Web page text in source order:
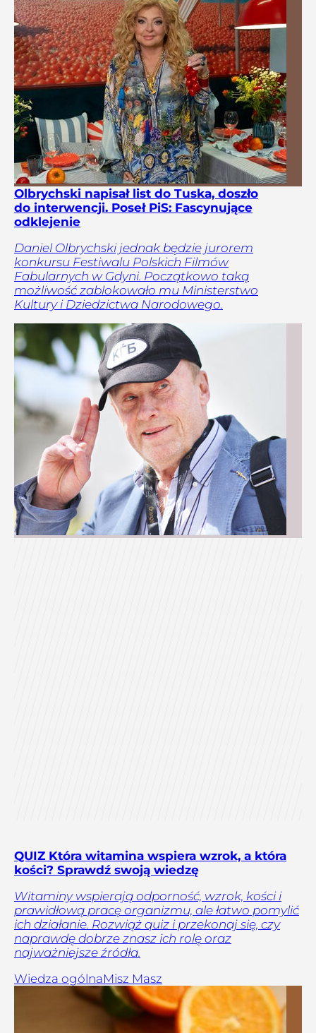
Olbrychski napisał list do Tuska, doszło
do interwencji. Poseł PiS: Fascynujące
odklejenie
Daniel Olbrychski jednak będzie jurorem
konkursu Festiwalu Polskich Filmów
Fabularnych w Gdyni. Początkowo taką
możliwość zablokowało mu Ministerstwo
Kultury i Dziedzictwa Narodowego.
QUIZ Która witamina wspiera wzrok, a która
kości? Sprawdź swoją wiedzę
Witaminy wspierają odporność, wzrok, kości i
prawidłową pracę organizmu, ale łatwo pomylić
ich działanie. Rozwiąż quiz i przekonaj się, czy
naprawdę dobrze znasz ich rolę oraz
najważniejsze źródła.
Wiedza ogólnaMisz Masz